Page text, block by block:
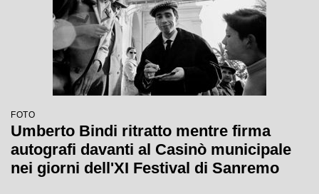
FOTO
Umberto Bindi ritratto mentre firma
autografi davanti al Casinò municipale
nei giorni dell'XI Festival di Sanremo